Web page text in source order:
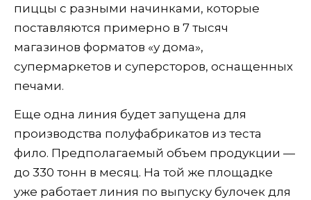
пиццы с разными начинками, которые
поставляются примерно в 7 тысяч
магазинов форматов «у дома»,
супермаркетов и суперсторов, оснащенных
печами.
Еще одна линия будет запущена для
производства полуфабрикатов из теста
фило. Предполагаемый объем продукции —
до 330 тонн в месяц. На той же площадке
уже работает линия по выпуску булочек для